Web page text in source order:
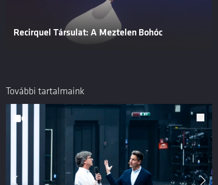
Recirquel Társulat: A Meztelen Bohóc
További tartalmaink